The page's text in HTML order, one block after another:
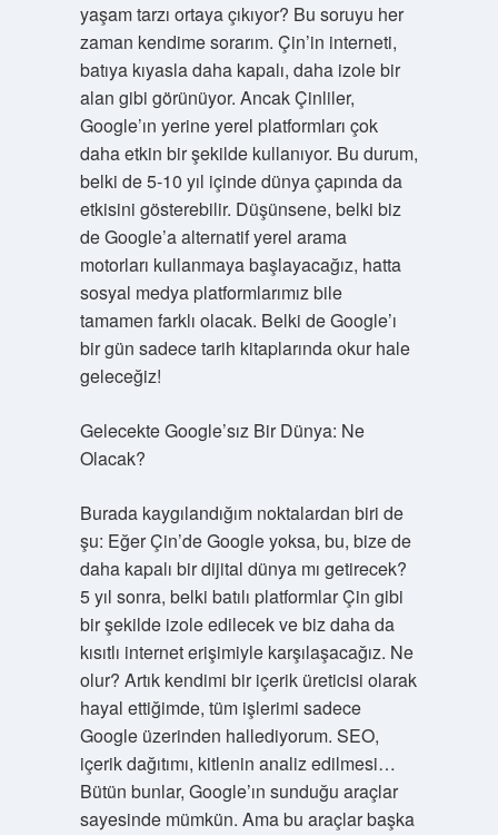
yaşam tarzı ortaya çıkıyor? Bu soruyu her
zaman kendime sorarım. Çin’in interneti,
batıya kıyasla daha kapalı, daha izole bir
alan gibi görünüyor. Ancak Çinliler,
Google’ın yerine yerel platformları çok
daha etkin bir şekilde kullanıyor. Bu durum,
belki de 5-10 yıl içinde dünya çapında da
etkisini gösterebilir. Düşünsene, belki biz
de Google’a alternatif yerel arama
motorları kullanmaya başlayacağız, hatta
sosyal medya platformlarımız bile
tamamen farklı olacak. Belki de Google’ı
bir gün sadece tarih kitaplarında okur hale
geleceğiz!
Gelecekte Google’sız Bir Dünya: Ne
Olacak?
Burada kaygılandığım noktalardan biri de
şu: Eğer Çin’de Google yoksa, bu, bize de
daha kapalı bir dijital dünya mı getirecek?
5 yıl sonra, belki batılı platformlar Çin gibi
bir şekilde izole edilecek ve biz daha da
kısıtlı internet erişimiyle karşılaşacağız. Ne
olur? Artık kendimi bir içerik üreticisi olarak
hayal ettiğimde, tüm işlerimi sadece
Google üzerinden hallediyorum. SEO,
içerik dağıtımı, kitlenin analiz edilmesi…
Bütün bunlar, Google’ın sunduğu araçlar
sayesinde mümkün. Ama bu araçlar başka